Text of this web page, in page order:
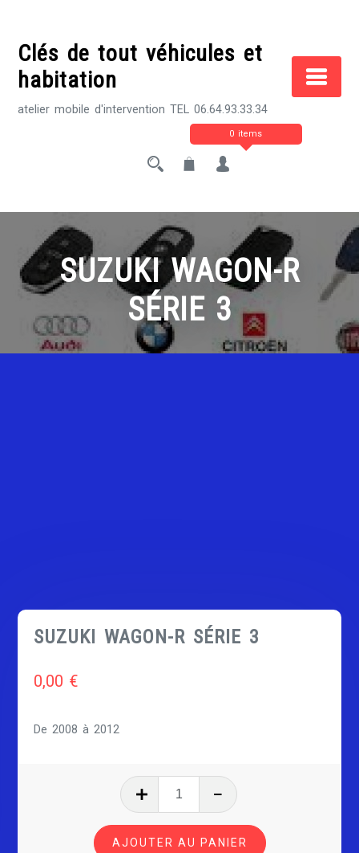
contentClés de tout véhicules et
habitation
atelier mobile d'intervention TEL 06.64.93.33.34
0 items
SUZUKI WAGON-R
SÉRIE 3
SUZUKI WAGON-R SÉRIE 3
0,00 €
De 2008 à 2012
quantité
SUZUKI
WAGON-
AJOUTER AU PANIER